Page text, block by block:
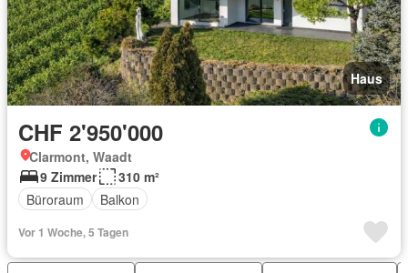
Haus
CHF 2'950'000
Clarmont, Waadt
9 Zimmer
310 m²
Büroraum
Balkon
Vor 1 Woche, 5 Tagen